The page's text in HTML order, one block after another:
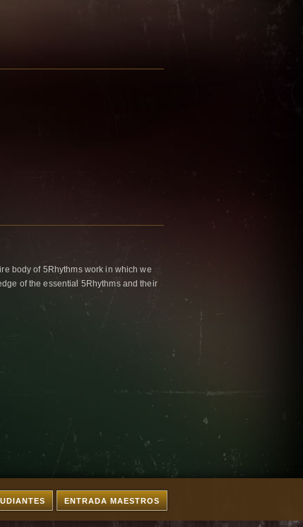
body of 5Rhythms work in which we
of the essential 5Rhythms and their
ENTRADA MAESTROS